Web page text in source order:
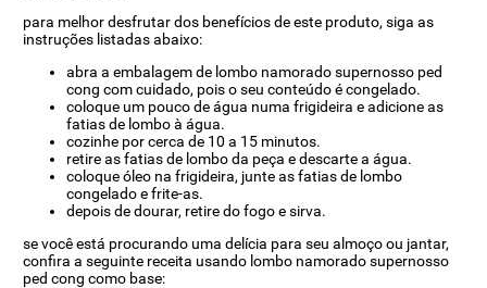
para melhor desfrutar dos benefícios de este produto, siga as
instruções listadas abaixo:
abra a embalagem de lombo namorado supernosso ped
cong com cuidado, pois o seu conteúdo é congelado.
coloque um pouco de água numa frigideira e adicione as
fatias de lombo à água.
cozinhe por cerca de 10 a 15 minutos.
retire as fatias de lombo da peça e descarte a água.
coloque óleo na frigideira, junte as fatias de lombo
congelado e frite-as.
depois de dourar, retire do fogo e sirva.
se você está procurando uma delícia para seu almoço ou jantar,
confira a seguinte receita usando lombo namorado supernosso
ped cong como base: